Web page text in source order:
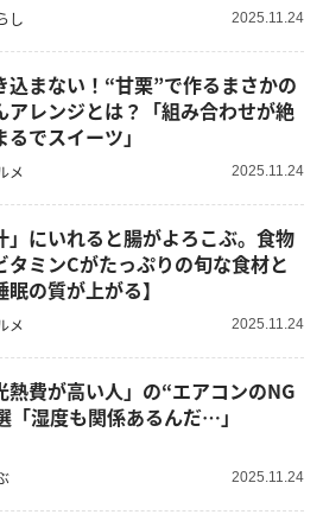
し 2025.11.24
込まない！“甘栗”で作るまさかの
アレンジとは？「組み合わせが絶
でスイーツ」
メ 2025.11.24
」にいれると腸がよろこぶ。食物
タミンCがたっぷりの旬な食材と
眠の質が上がる】
メ 2025.11.24
熱費が高い人」の“エアコンのNG
「湿度も関係あるんだ…」
2025.11.24